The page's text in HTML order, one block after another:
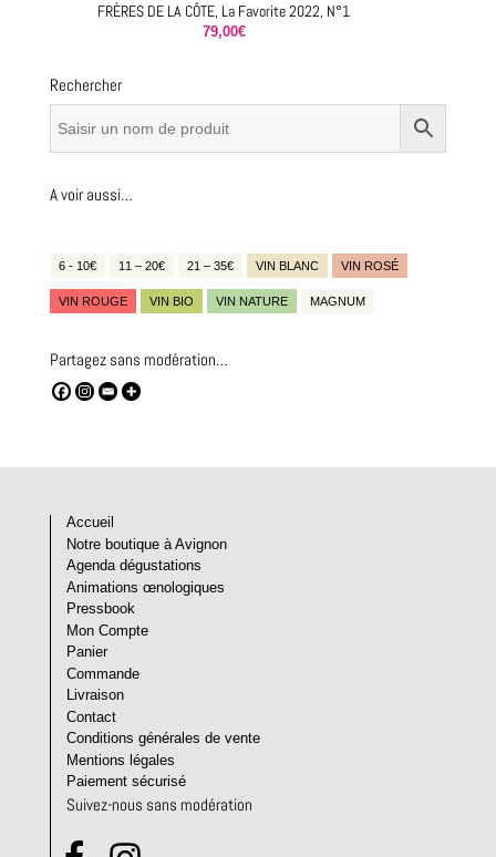
FRÈRES DE LA CÔTE, La Favorite 2022, N°1
79,00€
Rechercher
A voir aussi…
6 - 10€ 11 – 20€ 21 – 35€ VIN BLANC VIN ROSÉ
VIN ROUGE VIN BIO VIN NATURE MAGNUM
Partagez sans modération…
Accueil
Notre boutique à Avignon
Agenda dégustations
Animations œnologiques
Pressbook
Mon Compte
Panier
Commande
Livraison
Contact
Conditions générales de vente
Mentions légales
Paiement sécurisé
Suivez-nous sans modération